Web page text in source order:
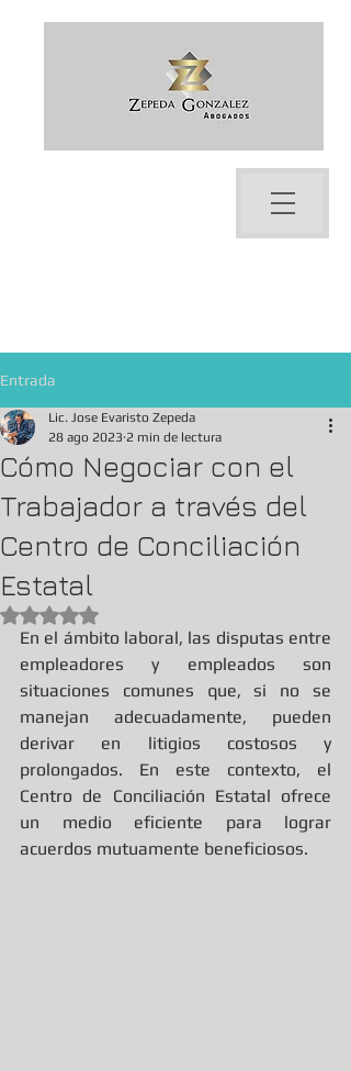
Entrada
Cómo Negociar con el
Trabajador a través del
Centro de Conciliación
Estatal
Lic. Jose Evaristo Zepeda
28 ago 2023 2 min de lectura
Obtuvo NaN de 5 estrellas.
En el ámbito laboral, las disputas entre
empleadores y empleados son
situaciones comunes que, si no se
manejan adecuadamente, pueden
derivar en litigios costosos y
prolongados. En este contexto, el
Centro de Conciliación Estatal ofrece
un medio eficiente para lograr
acuerdos mutuamente beneficiosos.